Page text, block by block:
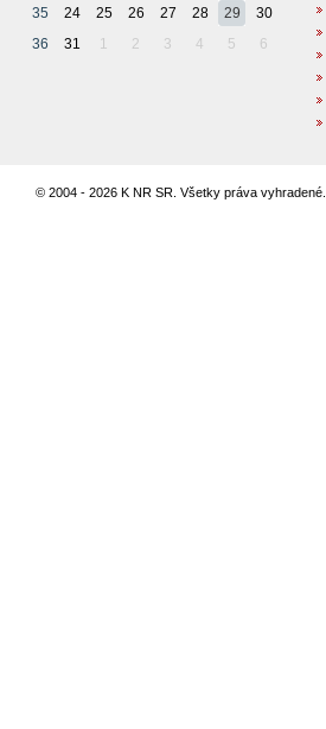
35
24 25 26 27 28 29
30
36
31 1 2 3 4 5 6
© 2004 - 2026 K NR SR. Všetky práva vyhradené.